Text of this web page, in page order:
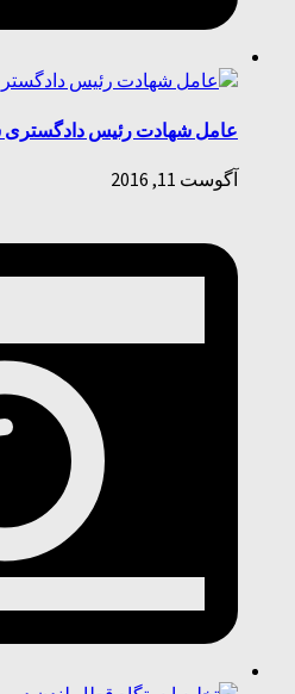
عامل شهادت رئیس دادگستری
آگوست 11, 2016